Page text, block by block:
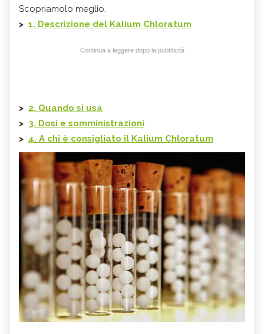
Scopriamolo meglio.
> 1. Descrizione del Kalium Chloratum
Continua a leggere dopo la pubblicità
> 2. Quando si usa
> 3. Dosi e somministrazioni
> 4. A chi è consigliato il Kalium Chloratum